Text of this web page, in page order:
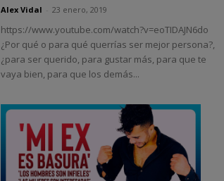
Alex Vidal 23 enero, 2019
https://www.youtube.com/watch?v=eoTIDAJN6do
¿Por qué o para qué querrías ser mejor persona?,
¿para ser querido, para gustar más, para que te
vaya bien, para que los demás...